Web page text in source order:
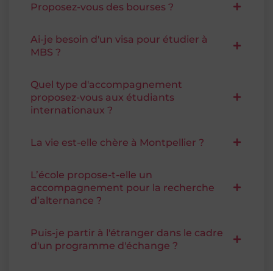
Proposez-vous des bourses ?
Ai-je besoin d'un visa pour étudier à
MBS ?
Quel type d'accompagnement
proposez-vous aux étudiants
internationaux ?
La vie est-elle chère à Montpellier ?
L’école propose-t-elle un
accompagnement pour la recherche
d’alternance ?
Puis-je partir à l'étranger dans le cadre
d'un programme d'échange ?